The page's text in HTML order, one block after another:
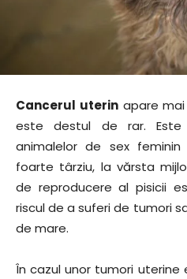
Cancerul uterinapare mai
este destul de rar.
animalelor de sex
foarte târziu, la vărsta
de reproducere al pisicii
riscul de a suferi de tumori
de mare.
În cazul unor tumori